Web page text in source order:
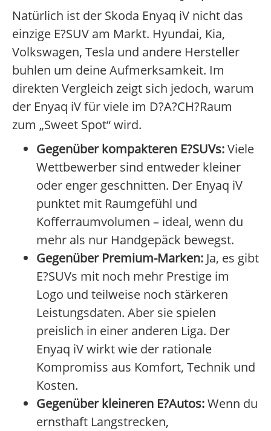
Natürlich ist der Skoda Enyaq iV nicht das
einzige E?SUV am Markt. Hyundai, Kia,
Volkswagen, Tesla und andere Hersteller
buhlen um deine Aufmerksamkeit. Im
direkten Vergleich zeigt sich jedoch, warum
der Enyaq iV für viele im D?A?CH?Raum
zum „Sweet Spot“ wird.
Gegenüber kompakteren E?SUVs:Viele
Wettbewerber sind entweder kleiner
oder enger geschnitten. Der Enyaq iV
punktet mit Raumgefühl und
Kofferraumvolumen – ideal, wenn du
mehr als nur Handgepäck bewegst.
Gegenüber Premium-Marken: Ja, es gibt
E?SUVs mit noch mehr Prestige im
Logo und teilweise noch stärkeren
Leistungsdaten. Aber sie spielen
preislich in einer anderen Liga. Der
Enyaq iV wirkt wie der rationale
Kompromiss aus Komfort, Technik und
Kosten.
Gegenüber kleineren E?Autos:Wenn du
ernsthaft Langstrecken,